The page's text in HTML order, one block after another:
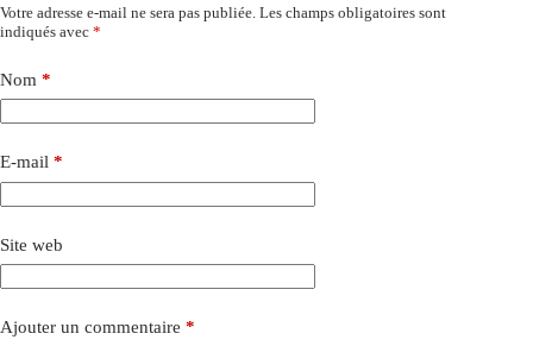
Votre adresse e-mail ne sera pas publiée. Les champs obligatoires sont
indiqués avec *
Nom *
E-mail *
Site web
Ajouter un commentaire *